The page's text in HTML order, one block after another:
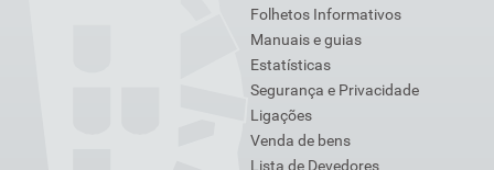
Folhetos Informativos
Manuais e guias
Estatísticas
Segurança e Privacidade
Ligações
Venda de bens
Lista de Devedores